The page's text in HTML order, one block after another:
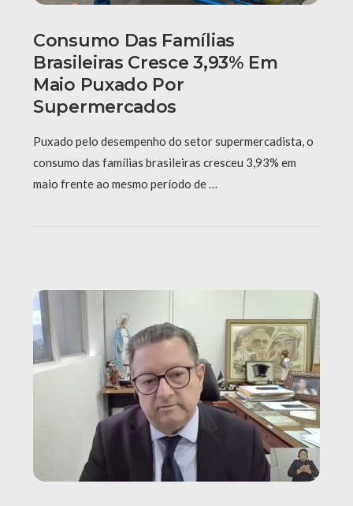
Consumo Das Famílias
Brasileiras Cresce 3,93% Em
Maio Puxado Por
Supermercados
Puxado pelo desempenho do setor supermercadista, o
consumo das famílias brasileiras cresceu 3,93% em
maio frente ao mesmo período de …